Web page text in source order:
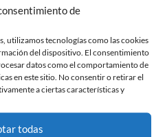
de
utilizamos tecnologías como las cookies
del dispositivo. El consentimiento
datos como el comportamiento de
en este sitio. No consentir o retirar el
a ciertas características y
todas
LA CULTURAL EN LA